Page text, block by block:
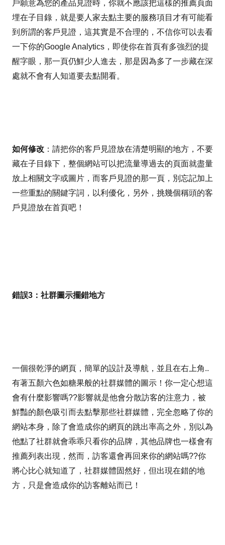
戶願意為您的產品見證時，你就不應該把這樣的推薦頁面
埋在子目錄，就是要人家去點主要的服務項目才有可能看
到所謂的客戶見證，這其實是不合理的，不信你可以去看
一下你的Google Analytics，即使你在首頁有多強烈的提
醒字眼，那一頁仍鮮少人進去，那是因為多了一步藏在深
處就不會有人知道要去點開看。
如何修改 ：請把你的客戶見證放在清楚明顯的地方，不要
藏在子目錄下，整個網站可以把流量導過去的頁面就盡量
放上相關文字或圖片，而客戶見證的那一頁，別忘記加上
一些重點的關鍵字詞，以利優化，另外，挑幾個稱頭的客
戶見證放在首頁吧！
錯誤3：社群圖示擺錯地方
一個很乾淨的網頁，簡單的設計及導航，並且在右上角..
有著五顏六色如糖果般的社群媒體的圖示！你一定心想這
會有什麼影響嗎??影響就是他會分散訪客的注意力，被
鮮豔的顏色吸引而去點擊那些社群媒體，完全忽略了你的
網站本身，除了會造成你的網頁的跳出率高之外，別以為
他點了社群就會乖乖只看你的品牌，其他品牌也一樣會有
推薦列表出現，然而，訪客還會再回來你的網站嗎??你
將心比心就知道了，社群媒體固然好，但出現在錯的地
方，只是會造成你的訪客離站而已！